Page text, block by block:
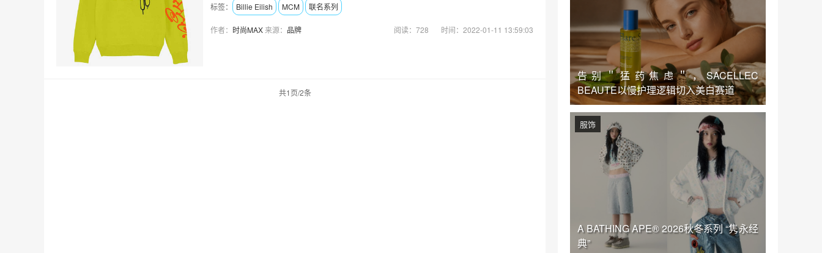
标签： Billie Eilish MCM 联名系列
作者： 时尚MAX来源： 品牌 阅读：728 时间：2022-01-11 13:59:03
共1页/2条
告别＂猛药焦虑＂，SACELLEC
BEAUTE以慢护理逻辑切入美白赛道
A BATHING APE® 2026秋冬系列 “隽永经
典”
服饰